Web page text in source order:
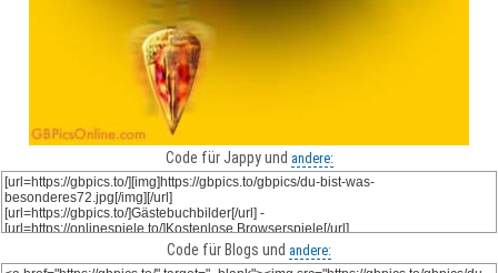
Code für Jappy und andere:
Code für Blogs und andere: